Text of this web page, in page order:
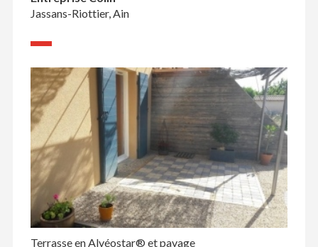
Jassans-Riottier, Ain
Terrasse en Alvéostar® et pavage